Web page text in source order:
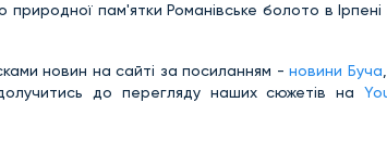
природної пам'ятки Романівське болото в
новин на сайті за посиланням -новини Буча
до перегляду наших сюжетів на